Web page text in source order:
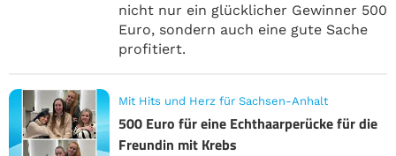
nicht nur ein glücklicher Gewinner 500
Euro, sondern auch eine gute Sache
profitiert.
Mit Hits und Herz für Sachsen-Anhalt
500 Euro für eine Echthaarperücke für die
Freundin mit Krebs